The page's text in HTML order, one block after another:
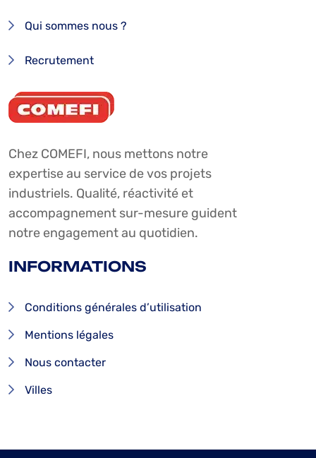
Qui sommes nous ?
Recrutement
Chez COMEFI, nous mettons notre
expertise au service de vos projets
industriels. Qualité, réactivité et
accompagnement sur-mesure guident
notre engagement au quotidien.
INFORMATIONS
Conditions générales d’utilisation
Mentions légales
Nous contacter
Villes